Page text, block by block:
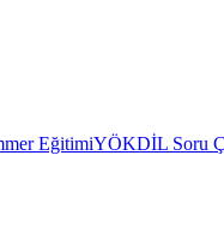
EğitimiYÖKDİL Soru